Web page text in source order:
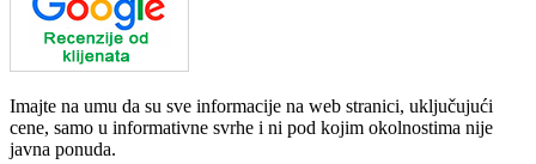
Imajte na umu da su sve informacije na web stranici, uključujući
cene, samo u informativne svrhe i ni pod kojim okolnostima nije
javna ponuda.